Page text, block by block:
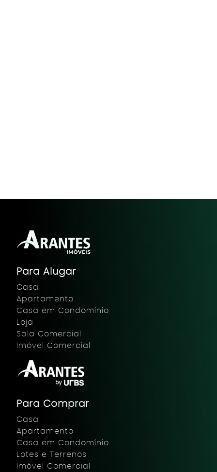
Para Alugar
Casa
Apartamento
Casa em Condomínio
Loja
Sala Comercial
Imóvel Comercial
Para Comprar
Casa
Apartamento
Casa em Condomínio
Lotes e Terrenos
Imóvel Comercial